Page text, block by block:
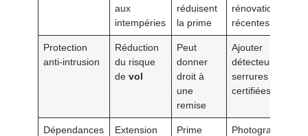
aux
intempéries
réduisent
la prime
rénovation
récentes
Protection
anti-intrusion
Réduction
du risque
devol
Peut
donner
droit à
une
remise
Ajouter
détecteurs et
serrures
certifiées
Dépendances
Extension
Prime
Photographier